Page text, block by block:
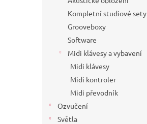
Kompletní studiové sety
Grooveboxy
Software
Midi klávesy a vybavení
Midi klávesy
Midi kontroler
Midi převodník
Ozvučení
Světla